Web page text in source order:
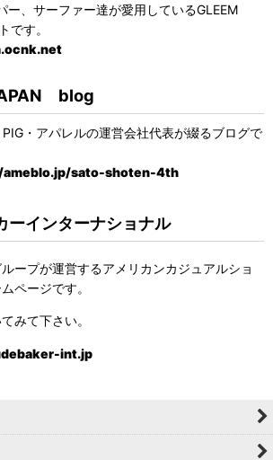
ー、サーファー達が愛用しているGLEEM
です。
blog
PIG・アパレルの運営会社代表が綴るブログで
sato-shoten-4th
ーインターナショナル
ープが運営するアメリカンカジュアルショ
ページです。
みて下さい。
int.jp